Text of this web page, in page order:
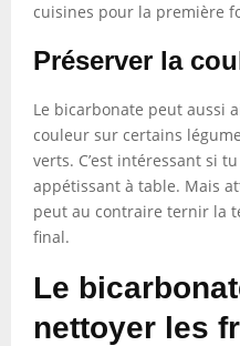
cuisines pour la première
Préserver la
Le bicarbonate peut aussi
couleur sur certains
verts. C’est intéressant si
appétissant à table. Mais
peut au contraire ternir la
final.
Le
nettoyer les